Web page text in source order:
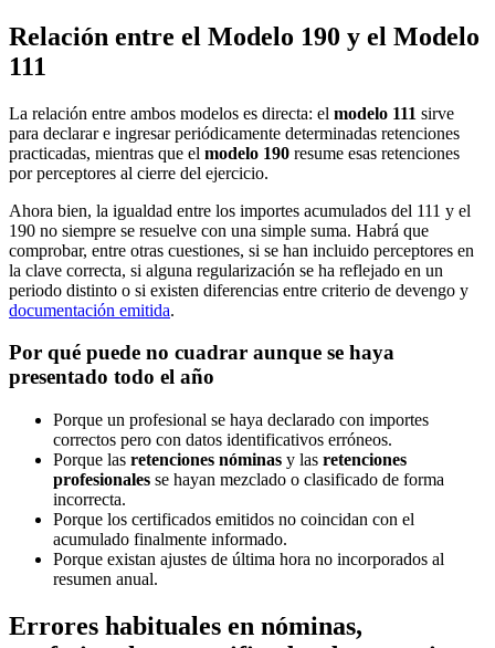
Relación entre el Modelo 190 y el Modelo
111
La relación entre ambos modelos es directa: el modelo 111 sirve
para declarar e ingresar periódicamente determinadas retenciones
practicadas, mientras que el modelo 190 resume esas retenciones
por perceptores al cierre del ejercicio.
Ahora bien, la igualdad entre los importes acumulados del 111 y el
190 no siempre se resuelve con una simple suma. Habrá que
comprobar, entre otras cuestiones, si se han incluido perceptores en
la clave correcta, si alguna regularización se ha reflejado en un
periodo distinto o si existen diferencias entre criterio de devengo y
documentación emitida.
Por qué puede no cuadrar aunque se haya
presentado todo el año
Porque un profesional se haya declarado con importes
correctos pero con datos identificativos erróneos.
Porque las retenciones nóminas y las retenciones
profesionales se hayan mezclado o clasificado de forma
incorrecta.
Porque los certificados emitidos no coincidan con el
acumulado finalmente informado.
Porque existan ajustes de última hora no incorporados al
resumen anual.
Errores habituales en nóminas,